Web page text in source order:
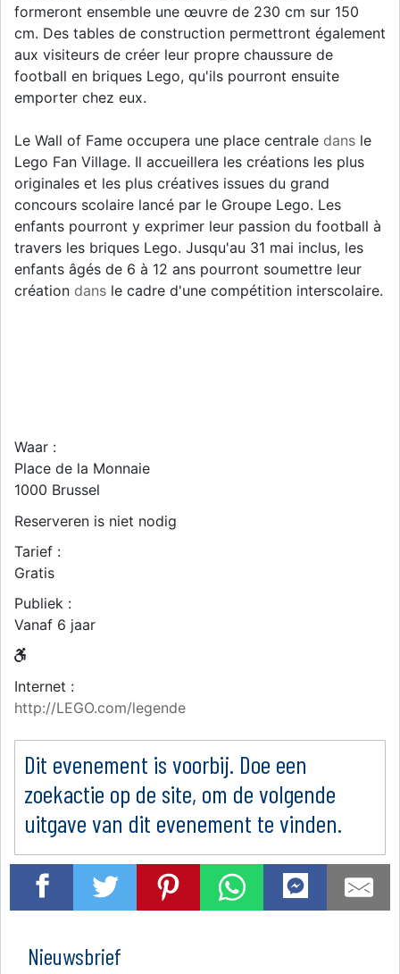
formeront ensemble une œuvre de 230 cm sur 150
cm. Des tables de construction permettront également
aux visiteurs de créer leur propre chaussure de
football en briques Lego, qu'ils pourront ensuite
emporter chez eux.
Le Wall of Fame occupera une place centrale dans le
Lego Fan Village. Il accueillera les créations les plus
originales et les plus créatives issues du grand
concours scolaire lancé par le Groupe Lego. Les
enfants pourront y exprimer leur passion du football à
travers les briques Lego. Jusqu'au 31 mai inclus, les
enfants âgés de 6 à 12 ans pourront soumettre leur
création dans le cadre d'une compétition interscolaire.
Waar :
Place de la Monnaie
1000 Brussel
Reserveren is niet nodig
Tarief :
Gratis
Publiek :
Vanaf 6 jaar
Internet :
http://LEGO.com/legende
Dit evenement is voorbij. Doe een
zoekactie op de site, om de volgende
uitgave van dit evenement te vinden.
Nieuwsbrief